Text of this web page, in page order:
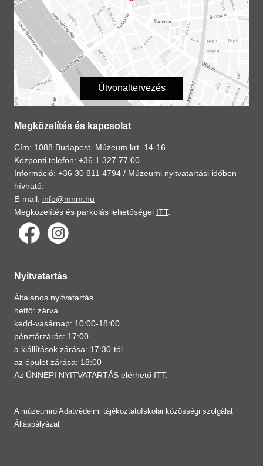
Útvonaltervezés
Megközelítés és kapcsolat
Cím: 1088 Budapest, Múzeum krt. 14-16.
Központi telefon: +36 1 327 77 00
Információ: +36 30 811 4794 / Múzeumi nyitvatartási időben
hívható.
E-mail: info@mnm.hu
Megközelítés és parkolás lehetőségei ITT.
Nyitvatartás
Általános nyitvatartás
hétfő: zárva
kedd-vasárnap: 10:00-18:00
pénztárzárás: 17:00
a kiállítások zárása: 17:30-tól
az épület zárása: 18:00
Az ÜNNEPI NYITVATARTÁS elérhető ITT.
A múzeumról Adatvédelmi tájékoztató Iskolai közösségi szolgálat
Álláspályázat